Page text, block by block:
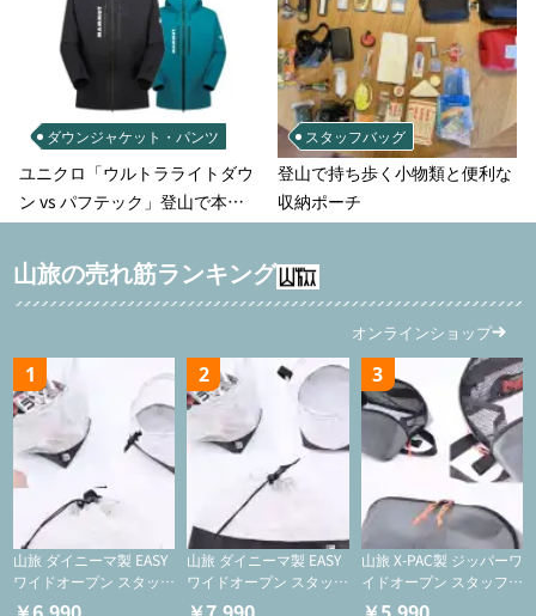
ダウンジャケット・パンツ
ユニクロ「ウルトラライトダウ
ン vs パフテック」登山で本当
に使えるのはどっち？徹底比較
スタッフバッグ
登山で持ち歩く小物類と便利な
収納ポーチ
山旅の売れ筋ランキング
オンラインショップ
1
山旅 ダイニーマ製 EASY
ワイドオープン スタッフ
サックS【巾着/ケース】
2
山旅 ダイニーマ製 EASY
ワイドオープン スタッフ
サックM【巾着/ケース】
3
山旅 X-PAC製 ジッパーワ
イドオープン スタッフサ
ック【ジッパーケース/